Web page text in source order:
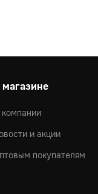
и акции
покупателям